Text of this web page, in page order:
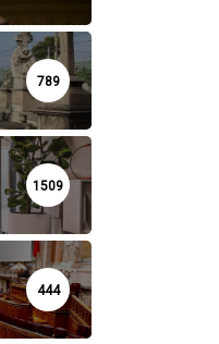
789
1509
444